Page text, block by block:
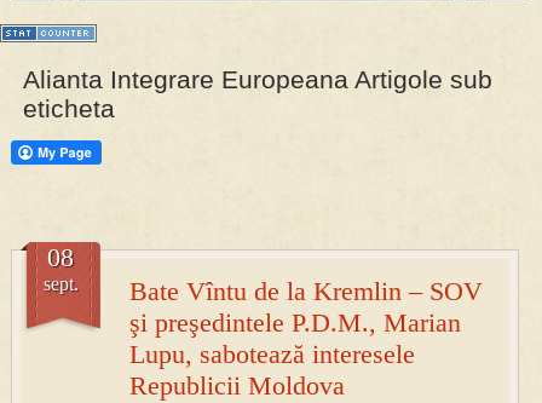
PRESA
Alianta Integrare Europeana Artigole sub
eticheta
Bate Vîntu de la Kremlin – SOV
şi preşedintele P.D.M., Marian
Lupu, sabotează interesele
Republicii Moldova
08
sept.